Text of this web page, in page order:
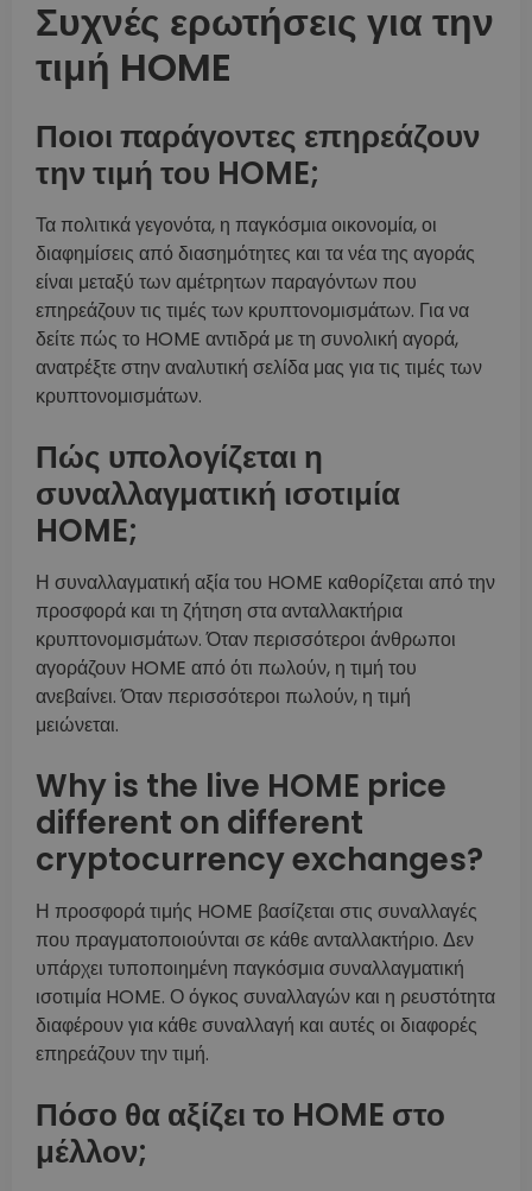
Συχνές ερωτήσεις για την
τιμή HOME
Ποιοι παράγοντες επηρεάζουν
την τιμή του HOME;
Τα πολιτικά γεγονότα, η παγκόσμια οικονομία, οι
διαφημίσεις από διασημότητες και τα νέα της αγοράς
είναι μεταξύ των αμέτρητων παραγόντων που
επηρεάζουν τις τιμές των κρυπτονομισμάτων. Για να
δείτε πώς το HOME αντιδρά με τη συνολική αγορά,
ανατρέξτε στην αναλυτική σελίδα μας για τις τιμές των
κρυπτονομισμάτων.
Πώς υπολογίζεται η
συναλλαγματική ισοτιμία
HOME;
Η συναλλαγματική αξία του HOME καθορίζεται από την
προσφορά και τη ζήτηση στα ανταλλακτήρια
κρυπτονομισμάτων. Όταν περισσότεροι άνθρωποι
αγοράζουν HOME από ότι πωλούν, η τιμή του
ανεβαίνει. Όταν περισσότεροι πωλούν, η τιμή
μειώνεται.
Why is the live HOME price
different on different
cryptocurrency exchanges?
Η προσφορά τιμής HOME βασίζεται στις συναλλαγές
που πραγματοποιούνται σε κάθε ανταλλακτήριο. Δεν
υπάρχει τυποποιημένη παγκόσμια συναλλαγματική
ισοτιμία HOME. Ο όγκος συναλλαγών και η ρευστότητα
διαφέρουν για κάθε συναλλαγή και αυτές οι διαφορές
επηρεάζουν την τιμή.
Πόσο θα αξίζει το HOME στο
μέλλον;